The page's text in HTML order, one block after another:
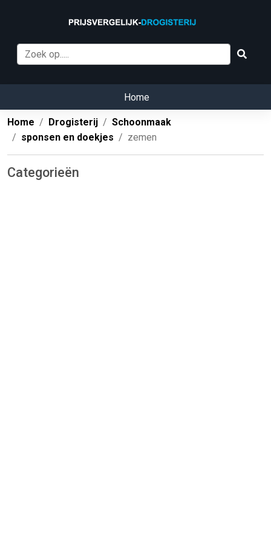
Home
Home Drogisterij
Schoonmaak
sponsen en doekjes
zemen
Categorieën